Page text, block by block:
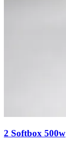
2 Softbox 500w